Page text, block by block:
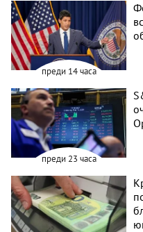
преди 14 часа
преди 23 часа